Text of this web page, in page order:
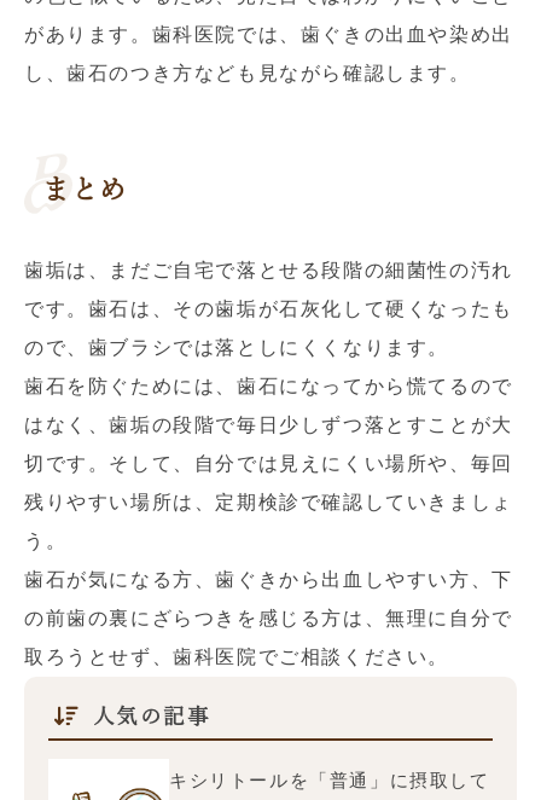
があります。歯科医院では、歯ぐきの出血や染め出
し、歯石のつき方なども見ながら確認します。
まとめ
歯垢は、まだご自宅で落とせる段階の細菌性の汚れ
です。歯石は、その歯垢が石灰化して硬くなったも
ので、歯ブラシでは落としにくくなります。
歯石を防ぐためには、歯石になってから慌てるので
はなく、歯垢の段階で毎日少しずつ落とすことが大
切です。そして、自分では見えにくい場所や、毎回
残りやすい場所は、定期検診で確認していきましょ
う。
歯石が気になる方、歯ぐきから出血しやすい方、下
の前歯の裏にざらつきを感じる方は、無理に自分で
取ろうとせず、歯科医院でご相談ください。
人気の記事
キシリトールを「普通」に摂取して